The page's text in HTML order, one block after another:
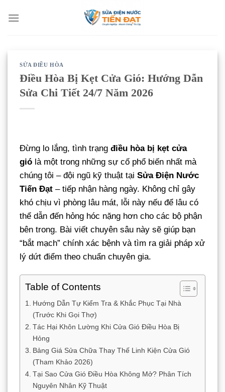
qua
SỬA ĐIỀU HÒA
Điều Hòa Bị Kẹt Cửa Gió: Hướng Dẫn
Sửa Chi Tiết 24/7 Năm 2026
Đừng lo lắng, tình trạng điều hòa bị kẹt cửa
gió là một trong những sự cố phổ biến nhất mà
chúng tôi – đội ngũ kỹ thuật tại Sửa Điện Nước
Tiến Đạt – tiếp nhận hàng ngày. Không chỉ gây
khó chịu vì phòng lâu mát, lỗi này nếu để lâu có
thể dẫn đến hỏng hóc nặng hơn cho các bộ phận
bên trong. Bài viết chuyên sâu này sẽ giúp bạn
“bắt mạch” chính xác bệnh và tìm ra giải pháp xử
lý dứt điểm theo chuẩn chuyên gia.
Table of Contents
Hướng Dẫn Tự Kiểm Tra & Khắc Phục Tại Nhà
(Trước Khi Gọi Thợ)
Tác Hại Khôn Lường Khi Cửa Gió Điều Hòa Bị
Hỏng
Bảng Giá Sửa Chữa Thay Thế Linh Kiện Cửa Gió
(Tham Khảo 2026)
Tại Sao Cửa Gió Điều Hòa Không Mở? Phân Tích
Nguyên Nhân Kỹ Thuật